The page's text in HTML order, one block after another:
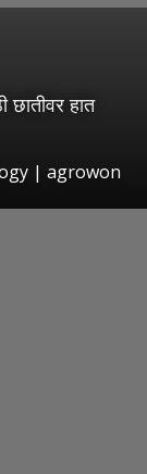
छातीवर हात
| agrowon